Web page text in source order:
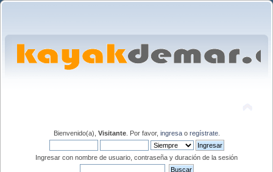
Bienvenido(a), Visitante. Por favor, ingresao regístrate.
Ingresar con nombre de usuario, contraseña y duración de la sesión